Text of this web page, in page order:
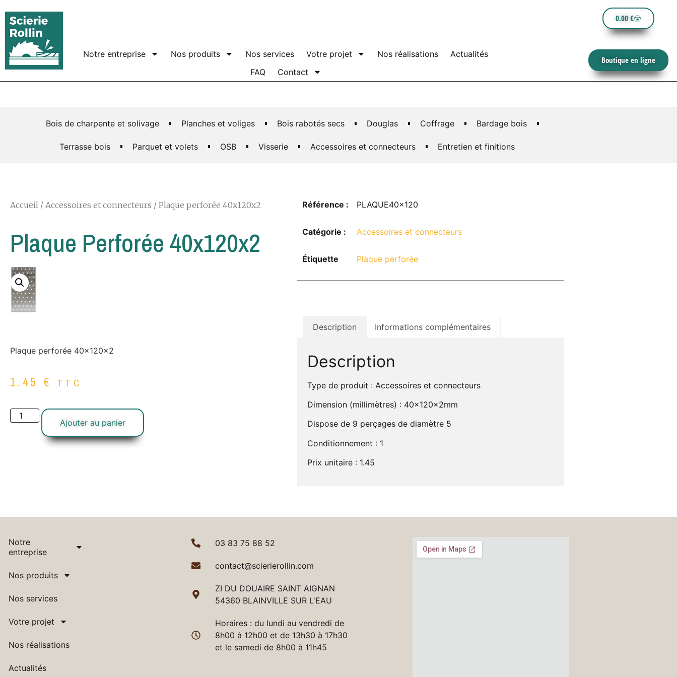
Notre entreprise Nos produits Nos services Votre projet Nos réalisations
Actualités
FAQ
Contact
0.00 €
Boutique en ligne
Bois de charpente et solivage Planches et voliges Bois rabotés secs Douglas Coffrage Bardage bois
Terrasse bois Parquet et volets OSB Visserie Accessoires et connecteurs Entretien et finitions
Accueil / Accessoires et connecteurs / Plaque perforée 40x120x2
Plaque Perforée 40x120x2
Plaque perforée 40x120x2
1.45 € TTC
Ajouter au panier
Référence : PLAQUE40x120
Catégorie : Accessoires et connecteurs
Étiquette Plaque perforée
Description Informations complémentaires
Description
Type de produit : Accessoires et connecteurs
Dimension (millimètres) : 40x120x2mm
Dispose de 9 perçages de diamètre 5
Conditionnement : 1
Prix unitaire : 1.45
Notre
entreprise
Nos produits
Nos services
Votre projet
Nos réalisations
Actualités
03 83 75 88 52
contact@scierierollin.com
ZI DU DOUAIRE SAINT AIGNAN
54360 BLAINVILLE SUR L'EAU
Horaires : du lundi au vendredi de
8h00 à 12h00 et de 13h30 à 17h30
et le samedi de 8h00 à 11h45